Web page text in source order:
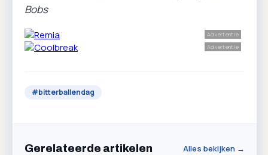
Bobs
Advertentie
Advertentie
#bitterballendag
Gerelateerde artikelen Alles bekijken →